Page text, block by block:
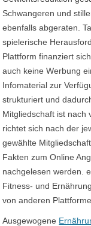
Schwangeren und
ebenfalls abgeraten.
spielerische
Plattform finanziert
auch keine Werbung
Infomaterial zur
strukturiert und
Mitgliedschaft ist nach
richtet sich nach der
gewählte
Fakten zum Online
nachgelesen werden.
Fitness- und
von anderen
Ausgewogene